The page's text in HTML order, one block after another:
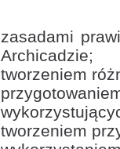
zasadami
Archicadzie;
tworzeniem
tworzeniem